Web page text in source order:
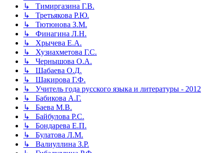
↳ Тимиргазина Г.В.
↳ Третьякова Р.Ю.
↳ Тютюнова З.М.
↳ Финагина Л.Н.
↳ Хрычева Е.А.
↳ Хузиахметова Г.С.
↳ Чернышова О.А.
↳ Шабаева О.Д.
↳ Шакирова Г.Ф.
↳ Учитель года русского языка и литературы - 2012
↳ Бабикова А.Г.
↳ Баева М.В.
↳ Байбулова Р.С.
↳ Бондарева Е.П.
↳ Булатова Л.М.
↳ Валиуллина З.Р.